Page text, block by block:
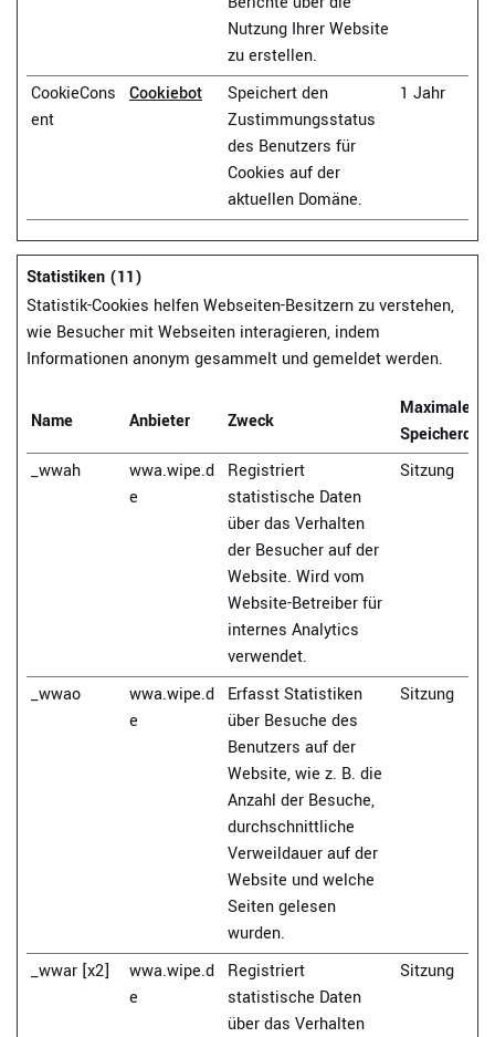
Nutzung Ihrer Website
zu erstellen.
CookieCons
ent
Cookiebot
Speichert den
Zustimmungsstatus
des Benutzers für
Cookies auf der
aktuellen Domäne.
1 Jahr
Statistiken (11)
Statistik-Cookies helfen Webseiten-Besitzern zu verstehen,
wie Besucher mit Webseiten interagieren, indem
Informationen anonym gesammelt und gemeldet werden.
Name Anbieter Zweck
Maximale
_wwah
wwa.wipe.d
e
Registriert
statistische Daten
über das Verhalten
der Besucher auf der
Website. Wird vom
Website-Betreiber für
internes Analytics
verwendet.
Sitzung
_wwao
wwa.wipe.d
e
Erfasst Statistiken
über Besuche des
Benutzers auf der
Website, wie z. B. die
Anzahl der Besuche,
durchschnittliche
Verweildauer auf der
Website und welche
Seiten gelesen
wurden.
Sitzung
_wwar [x2]
wwa.wipe.d
e
Registriert
statistische Daten
über das Verhalten
Sitzung